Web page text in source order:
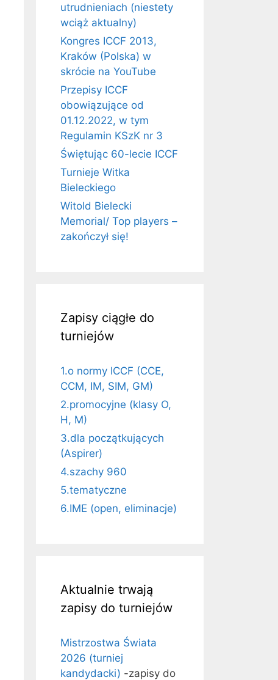
utrudnieniach (niestety
wciąż aktualny)
Kongres ICCF 2013,
Kraków (Polska) w
skrócie na YouTube
Przepisy ICCF
obowiązujące od
01.12.2022, w tym
Regulamin KSzK nr 3
Świętując 60-lecie ICCF
Turnieje Witka
Bieleckiego
Witold Bielecki
Memorial/ Top players –
zakończył się!
Zapisy ciągłe do
turniejów
1.o normy ICCF (CCE,
CCM, IM, SIM, GM)
2.promocyjne (klasy O,
H, M)
3.dla początkujących
(Aspirer)
4.szachy 960
5.tematyczne
6.IME (open, eliminacje)
Aktualnie trwają
zapisy do turniejów
Mistrzostwa Świata
2026 (turniej
kandydacki) -zapisy do